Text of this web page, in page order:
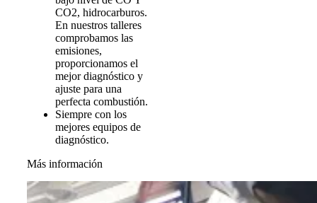
CO2, hidrocarburos.
En nuestros talleres
comprobamos las
emisiones,
proporcionamos el
mejor diagnóstico y
ajuste para una
perfecta combustión.
Siempre con los
mejores equipos de
diagnóstico.
Más información